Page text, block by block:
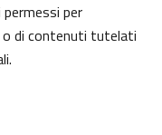
per
o di contenuti tutelati